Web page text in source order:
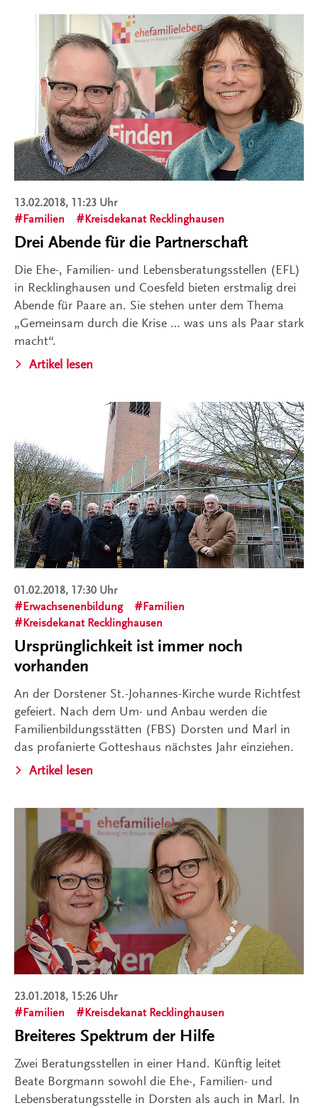
13.02.2018, 11:23 Uhr
Familien
Kreisdekanat Recklinghausen
Drei Abende für die Partnerschaft
Die Ehe-, Familien- und Lebensberatungsstellen (EFL)
in Recklinghausen und Coesfeld bieten erstmalig drei
Abende für Paare an. Sie stehen unter dem Thema
„Gemeinsam durch die Krise … was uns als Paar stark
macht“.
Artikel lesen
01.02.2018, 17:30 Uhr
Erwachsenenbildung
Familien
Kreisdekanat Recklinghausen
Ursprünglichkeit ist immer noch
vorhanden
An der Dorstener St.-Johannes-Kirche wurde Richtfest
gefeiert. Nach dem Um- und Anbau werden die
Familienbildungsstätten (FBS) Dorsten und Marl in
das profanierte Gotteshaus nächstes Jahr einziehen.
Artikel lesen
23.01.2018, 15:26 Uhr
Familien
Kreisdekanat Recklinghausen
Breiteres Spektrum der Hilfe
Zwei Beratungsstellen in einer Hand. Künftig leitet
Beate Borgmann sowohl die Ehe-, Familien- und
Lebensberatungsstelle in Dorsten als auch in Marl. In